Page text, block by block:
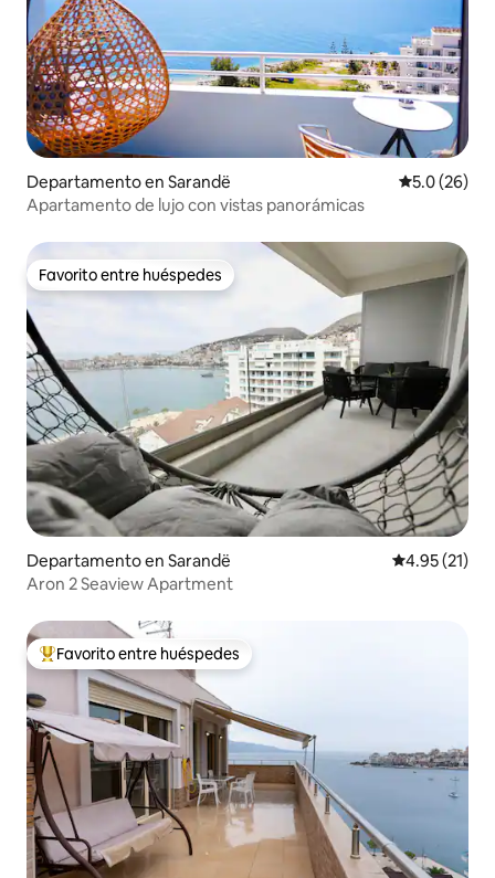
Departamento en Sarandë Calificación
5.0 (26)
Apartamento de lujo con vistas panorámicas
Favorito entre huéspedes
Favorito entre huéspedes
Departamento en Sarandë Calificación
4.95 (21)
Aron 2 Seaview Apartment
De los mejores en Favorito entre huéspedes
Favorito entre huéspedes